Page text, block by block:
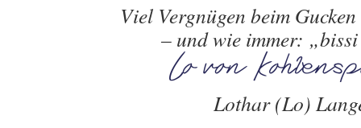
Viel Vergnügen beim
– und wie immer:
Lothar (Lo)